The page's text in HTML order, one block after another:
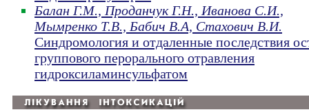
Балан Г.М., Проданчук Г.Н., Иванова С.И.,
Мымренко Т.В., Бабич В.А, Стахович В.И.
Синдромология и отдаленные последствия
группового перорального отравления
гидроксиламинсульфатом